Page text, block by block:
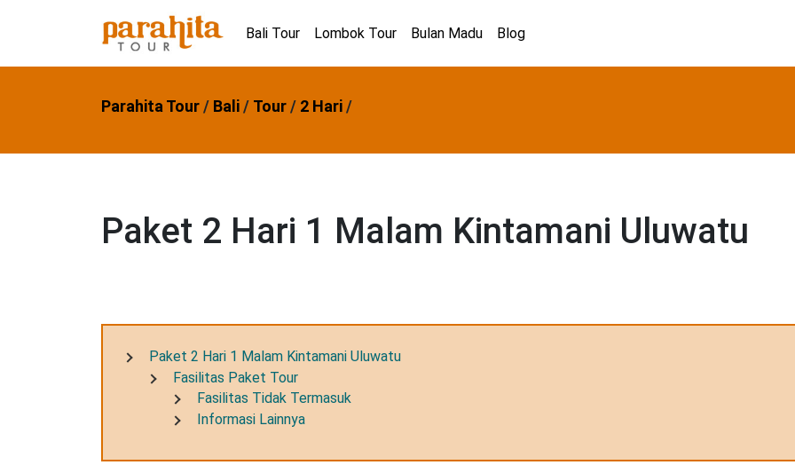
Bali Tour Lombok Tour Bulan Madu Blog
Parahita Tour/ Bali/ Tour/ 2 Hari/
Paket 2 Hari 1 Malam Kintamani Uluwatu
Paket 2 Hari 1 Malam Kintamani Uluwatu
Fasilitas Paket Tour
Fasilitas Tidak Termasuk
Informasi Lainnya